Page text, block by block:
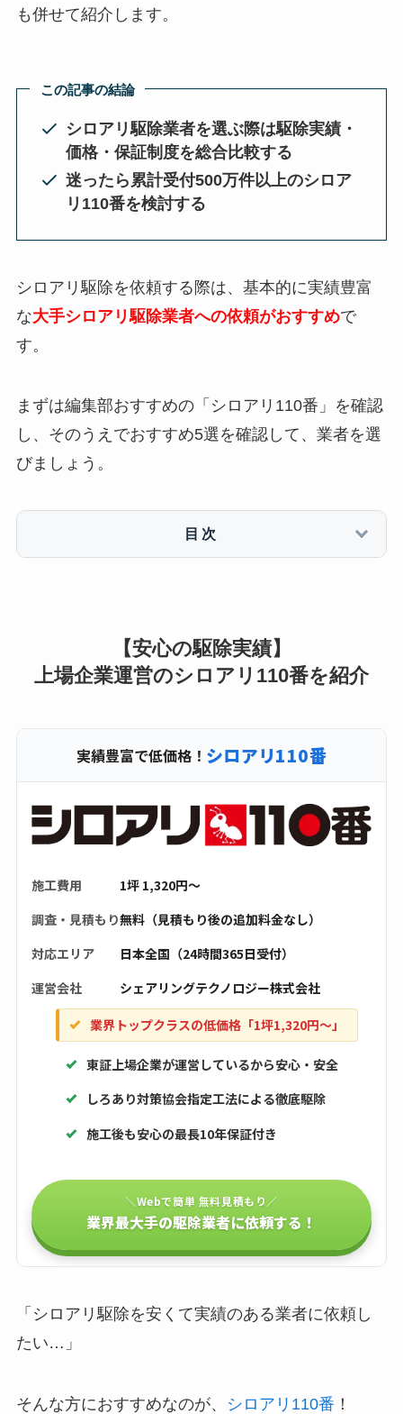
も併せて紹介します。
この記事の結論
シロアリ駆除業者を選ぶ際は駆除実績・
価格・保証制度を総合比較する
迷ったら累計受付500万件以上のシロア
リ110番を検討する
シロアリ駆除を依頼する際は、基本的に実績豊富
な大手シロアリ駆除業者への依頼がおすすめで
す。
まずは編集部おすすめの「シロアリ110番」を確認
し、そのうえでおすすめ5選を確認して、業者を選
びましょう。
目次
【安心の駆除実績】
上場企業運営のシロアリ110番を紹介
実績豊富で低価格！ シロアリ110番
施工費用
1坪 1,320円〜
調査・見積もり無料（見積もり後の追加料金なし）
対応エリア
日本全国（24時間365日受付）
運営会社
シェアリングテクノロジー株式会社
業界トップクラスの低価格「1坪1,320円〜」
東証上場企業が運営しているから安心・安全
しろあり対策協会指定工法による徹底駆除
施工後も安心の最長10年保証付き
＼Webで簡単 無料見積もり／
業界最大手の駆除業者に依頼する！
「シロアリ駆除を安くて実績のある業者に依頼し
たい…」
そんな方におすすめなのが、 シロアリ110番 ！